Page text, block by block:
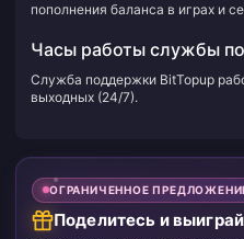
пополнения баланса в играх и
Часы работы службы
Служба поддержки BitTopup
выходных (24/7).
ОГРАНИЧЕННОЕ
Поделитесь и